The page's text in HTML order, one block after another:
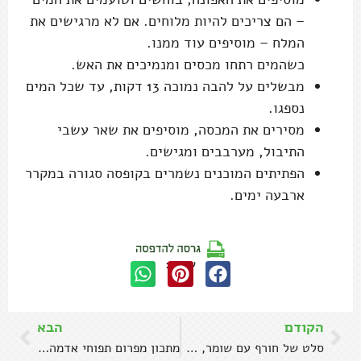
– הם צריכים להיות מלוחים. אם לא מרגישים את
המלח – מוסיפים עוד ממנו.
כשהמים רתחו מכסים ומנמיכים את האש.
מבשלים על להבה נמוכה 13 דקות, עד שכל המים
נספגו.
מסירים את המכסה, מוסיפים את שאר עשבי
התיבול, מערבבים ומגישים.
הפתיתים המוכנים נשמרים בקופסה סגורה במקרר
ארבעה ימים.
שתפו:
הקודם
סלט של חורף עם שומר, כרובית ואבוקדו
הבא
מתכון מפרום תפוחי אדמה בתנור בלי טיגון